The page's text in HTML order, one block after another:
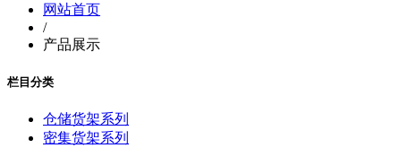
网站首页
/
产品展示
栏目分类
仓储货架系列
密集货架系列